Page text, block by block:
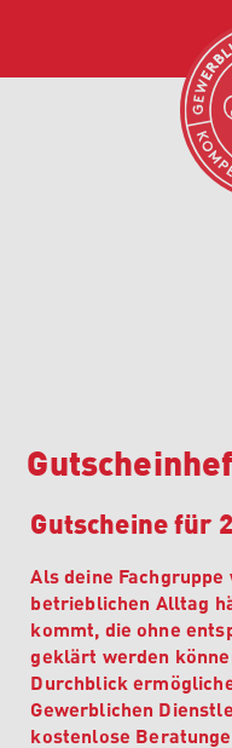
Gutscheine für
Als deine
betrieblichen Alltag
kommt, die ohne
geklärt werden
Durchblick
Gewerblichen
kostenlose